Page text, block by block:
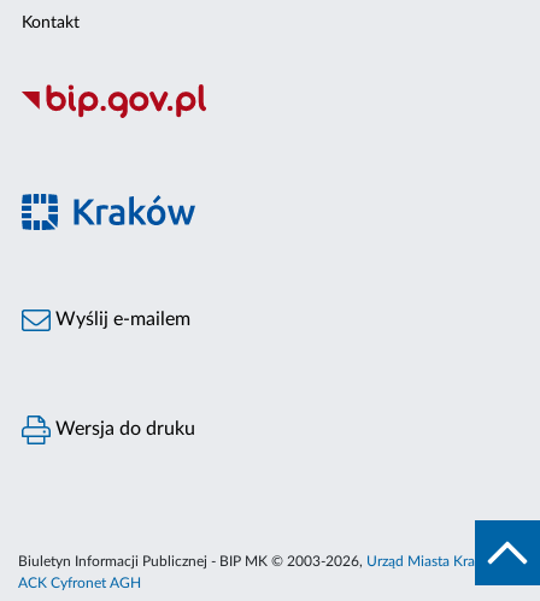
Kontakt
Wyślij e-mailem
Wersja do druku
Biuletyn Informacji Publicznej - BIP MK © 2003-2026, Urząd Miasta Krakowa
ACK Cyfronet AGH